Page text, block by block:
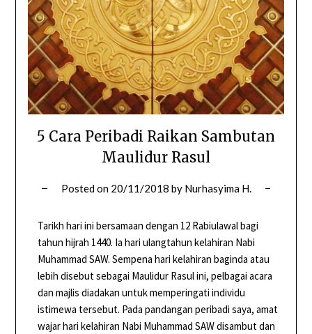
5 Cara Peribadi Raikan Sambutan
Maulidur Rasul
Posted on 20/11/2018 by Nurhasyima H.
Tarikh hari ini bersamaan dengan 12 Rabiulawal bagi
tahun hijrah 1440. Ia hari ulangtahun kelahiran Nabi
Muhammad SAW. Sempena hari kelahiran baginda atau
lebih disebut sebagai Maulidur Rasul ini, pelbagai acara
dan majlis diadakan untuk memperingati individu
istimewa tersebut. Pada pandangan peribadi saya, amat
wajar hari kelahiran Nabi Muhammad SAW disambut dan